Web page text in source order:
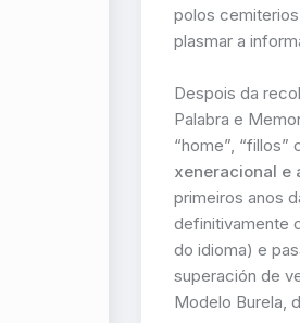
polos
plasmar a
Despois da
Palabra e
“home”,
xeneracional e
primeiros anos
definitivamente
do idioma) e
superación de
Modelo Burela,